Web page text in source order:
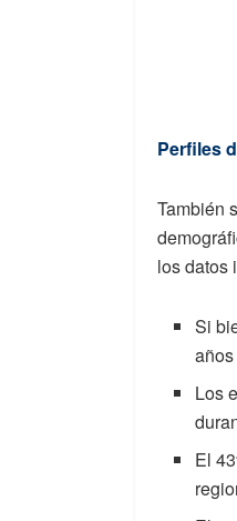
Perfiles
También
los datos
Si
Los
El